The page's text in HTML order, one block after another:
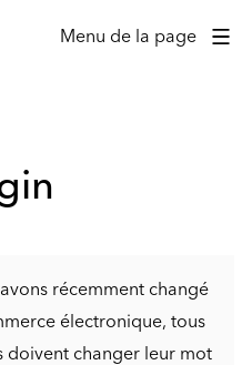
Menu de la page
récemment changé
électronique, tous
doivent changer leur mot